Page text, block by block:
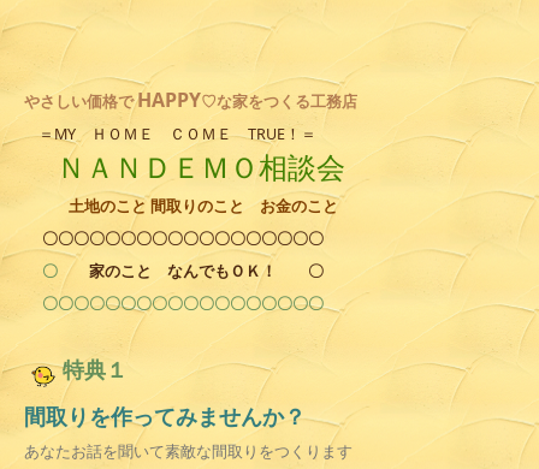
やさしい価格でHAPPY♡な家をつくる工務店
＝MY ＨＯＭＥ ＣＯＭＥ TRUE！＝
ＮＡＮＤＥＭＯ相談会
土地のこと 間取りのこと お金のこと
〇〇〇〇〇〇〇〇〇〇〇〇〇〇〇〇〇〇
〇 家のこと なんでもＯＫ！
〇
〇〇〇〇〇〇〇〇〇〇〇〇〇〇〇〇〇〇
特典１
間取りを作ってみませんか？
あなたお話を聞いて素敵な間取りをつくります